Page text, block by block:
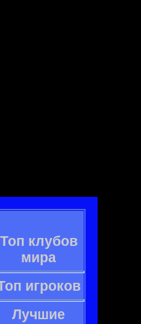
Топ клубов
мира
игроков
Лучшие